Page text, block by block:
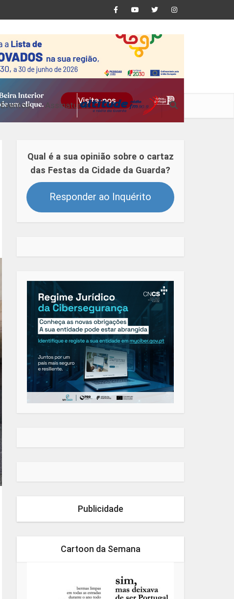
Eventos Assinaturas
Qual é a sua opinião sobre o cartaz
das Festas da Cidade da Guarda?
Responder ao Inquérito
Publicidade
Cartoon da Semana